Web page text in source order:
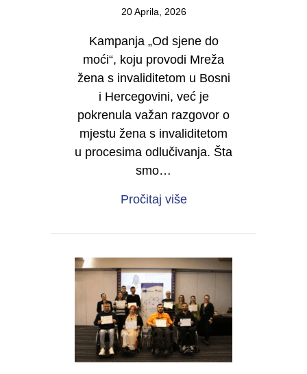
20 Aprila, 2026
Kampanja „Od sjene do
moći“, koju provodi Mreža
žena s invaliditetom u Bosni
i Hercegovini, već je
pokrenula važan razgovor o
mjestu žena s invaliditetom
u procesima odlučivanja. Šta
smo…
Pročitaj višeabout U TOKU JE